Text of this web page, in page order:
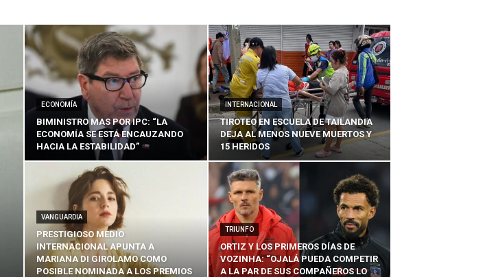
Nación
ECONOMÍA
BIMINISTRO MAS POR IPC: “LA
ECONOMÍA SE ESTÁ ENCAUZANDO
HACIA LA ESTABILIDAD”
INTERNACIONAL
TIROTEO EN ESCUELA DE TAILANDIA
DEJA AL MENOS NUEVE MUERTOS Y
15 HERIDOS
VANGUARDIA
PRESTIGIOSO MEDIO
INTERNACIONAL APUNTA A
MARIANA DI GIROLAMO COMO
POSIBLE NOMINADA A LOS PREMIOS
TRIUNFO
ORTIZ Y LOS PRIMEROS DÍAS DE
VOZINHA: “OJALÁ PUEDA COMPETIR
A LA PAR DE SUS COMPAÑEROS LO